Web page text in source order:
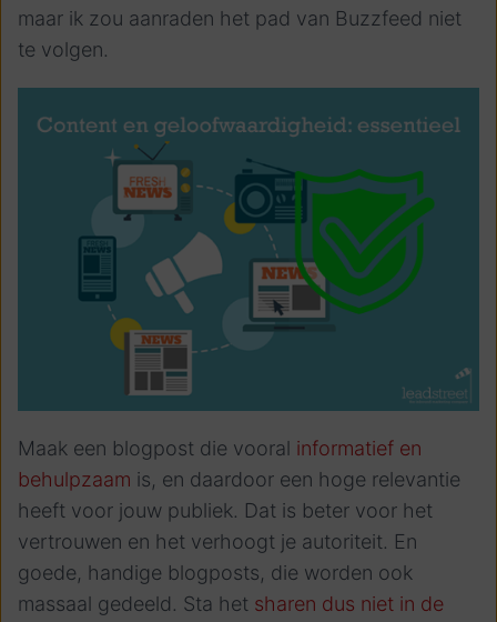
maar ik zou aanraden het pad van Buzzfeed niet
te volgen.
Maak een blogpost die vooral informatief en
behulpzaam is, en daardoor een hoge relevantie
heeft voor jouw publiek. Dat is beter voor het
vertrouwen en het verhoogt je autoriteit. En
goede, handige blogposts, die worden ook
massaal gedeeld. Sta het sharen dus niet in de